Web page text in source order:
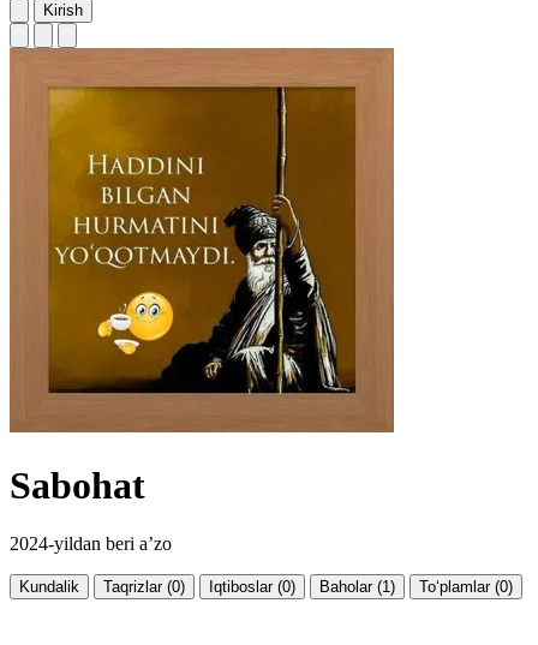
Kirish
Sabohat
2024-yildan beri a’zo
Kundalik Taqrizlar (0) Iqtiboslar (0) Baholar (1) To‘plamlar (0)